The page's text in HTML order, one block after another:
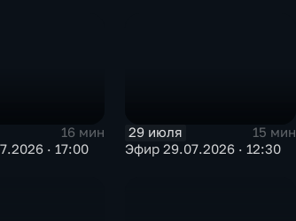
16 мин
· 17:00
29 июля
15 мин
Эфир 29.07.2026 · 12:30